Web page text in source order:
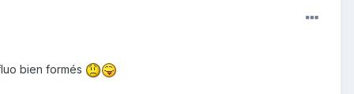
bien formés